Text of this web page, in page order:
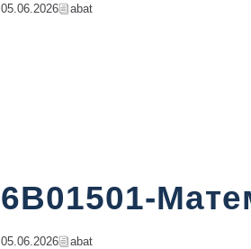
05.06.2026 Abat
6В01501-
05.06.2026 Abat